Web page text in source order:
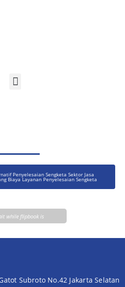
Penyelesaian Sengketa Sektor Jasa
Biaya Layanan Penyelesaian Sengketa
while flipbook is
more related info,
Subroto No.42 Jakarta Selatan